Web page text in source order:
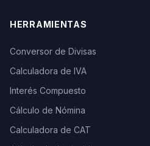
HERRAMIENTAS
Conversor de Divisas
Calculadora de IVA
Interés Compuesto
Cálculo de Nómina
Calculadora de CAT